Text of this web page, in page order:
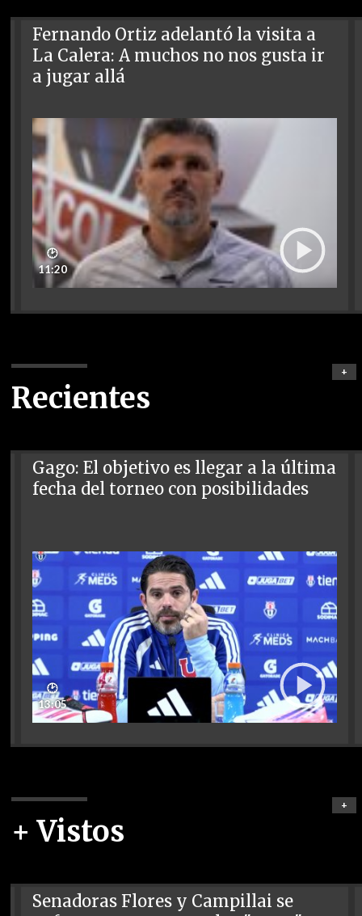
Fernando Ortiz adelantó la visita a
La Calera: A muchos no nos gusta ir
a jugar allá
🕑
11:20
Recientes
+
Gago: El objetivo es llegar a la última
fecha del torneo con posibilidades
🕑
13:05
+ Vistos
+
Senadoras Flores y Campillai se